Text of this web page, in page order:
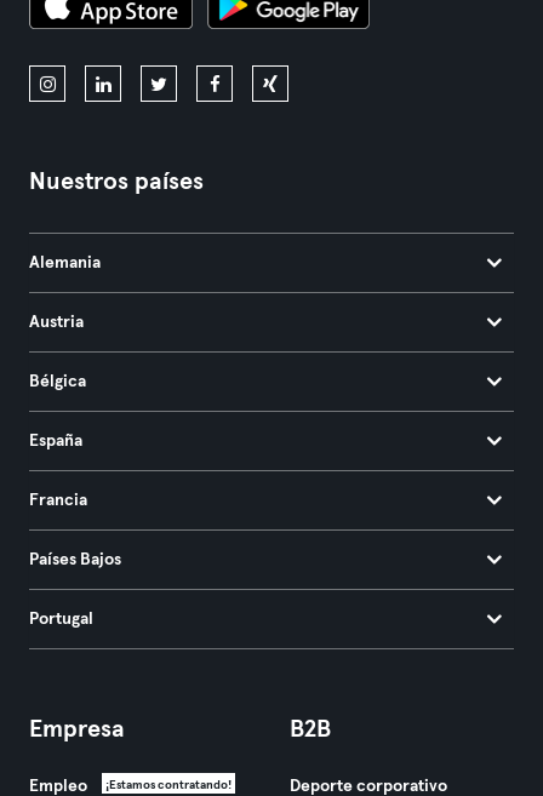
Nuestros países
Alemania
Austria
Bélgica
España
Francia
Países Bajos
Portugal
Empresa
Empleo ¡Estamos contratando!
B2B
Deporte corporativo